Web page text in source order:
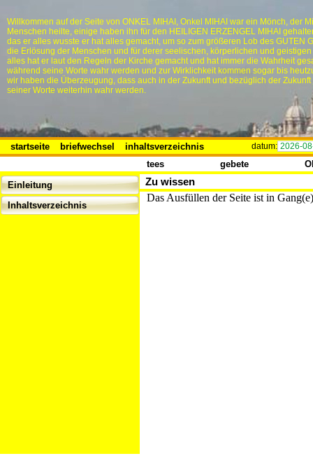
Willkommen auf der Seite von ONKEL MIHAI, Onkel MIHAI war ein Mönch, der
Menschen heilte, einige haben ihn für den HEILIGEN ERZENGEL MIHAI
das er alles wusste er hat alles gemacht, um so zum größeren Lob des GUTEN
die Erlösung der Menschen und für derer seelischen, körperlichen und
alles hat er laut den Regeln der Kirche gemacht und hat immer die Wahrheit
während seine Worte wahr werden und zur Wirklichkeit kommen sogar bis
wir haben die Überzeugung, dass auch in der Zukunft und bezüglich der Zukunft
seiner Worte weiterhin wahr werden.
startseite briefwechsel inhaltsverzeichnis datum: 2026-
tees gebete
Einleitung
Inhaltsverzeichnis
Zu wissen
Das Ausfüllen der Seite ist in Gang(e)